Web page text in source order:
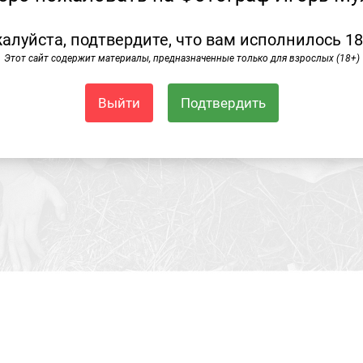
подтвердите, что вам исполнилось
Этот сайт содержит материалы, предназначенные только для взрослых (18+)
Выйти Подтвердить